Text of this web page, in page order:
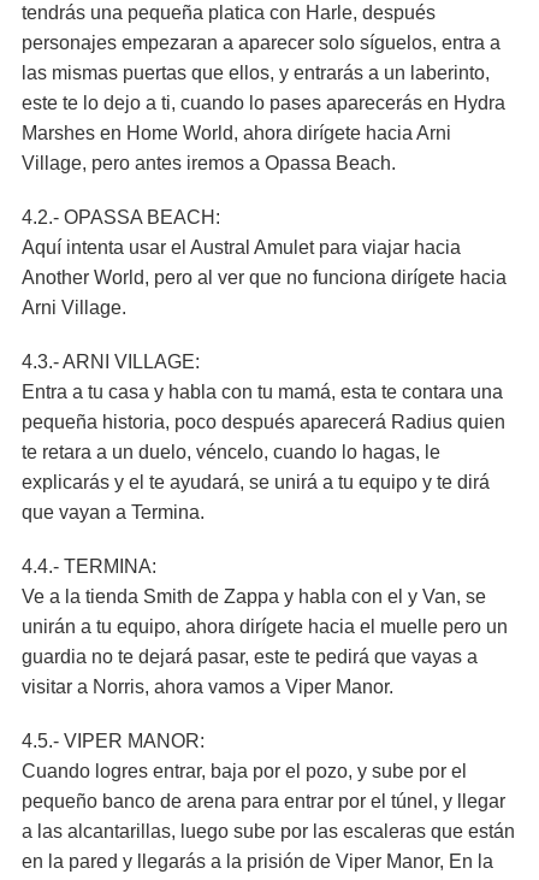
tendrás una pequeña platica con Harle, después
personajes empezaran a aparecer solo síguelos, entra a
las mismas puertas que ellos, y entrarás a un laberinto,
este te lo dejo a ti, cuando lo pases aparecerás en Hydra
Marshes en Home World, ahora dirígete hacia Arni
Village, pero antes iremos a Opassa Beach.
4.2.- OPASSA BEACH:
Aquí intenta usar el Austral Amulet para viajar hacia
Another World, pero al ver que no funciona dirígete hacia
Arni Village.
4.3.- ARNI VILLAGE:
Entra a tu casa y habla con tu mamá, esta te contara una
pequeña historia, poco después aparecerá Radius quien
te retara a un duelo, véncelo, cuando lo hagas, le
explicarás y el te ayudará, se unirá a tu equipo y te dirá
que vayan a Termina.
4.4.- TERMINA:
Ve a la tienda Smith de Zappa y habla con el y Van, se
unirán a tu equipo, ahora dirígete hacia el muelle pero un
guardia no te dejará pasar, este te pedirá que vayas a
visitar a Norris, ahora vamos a Viper Manor.
4.5.- VIPER MANOR:
Cuando logres entrar, baja por el pozo, y sube por el
pequeño banco de arena para entrar por el túnel, y llegar
a las alcantarillas, luego sube por las escaleras que están
en la pared y llegarás a la prisión de Viper Manor, En la